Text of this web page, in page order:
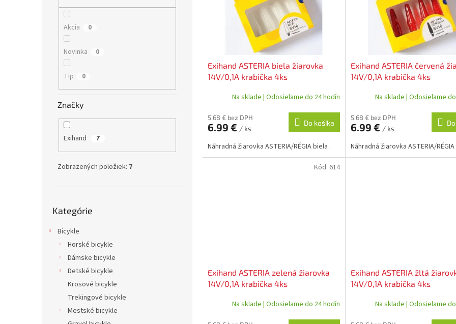
Akcia 0
Novinka 0
Tip 0
Značky
Exihand 7
Zobrazených položiek: 7
kategórie
Kategórie
Bicykle
Horské bicykle
Dámske bicykle
Detské bicykle
Krosové bicykle
Trekingové bicykle
Mestské bicykle
Exihand ASTERIA biela žiarovka
14V/0,1A krabička 4ks
Na sklade | Odosielame do 24 hodín
5.68 € bez DPH
6.99 € / ks
Do košíka
Náhradná žiarovka ASTERIA/RÉGIA biela .
Exihand ASTERIA červená
14V/0,1A krabička 4ks
Na sklade | Odosielame
5.68 € bez DPH
6.99 € / ks
Náhradná žiarovka ASTERIA/
Exihand ASTERIA zelená žiarovka
14V/0,1A krabička 4ks
Na sklade | Odosielame do 24 hodín
Kód: 614
Exihand ASTERIA žltá
14V/0,1A krabička 4ks
Na sklade | Odosielame